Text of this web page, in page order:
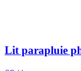
Lit parapluie